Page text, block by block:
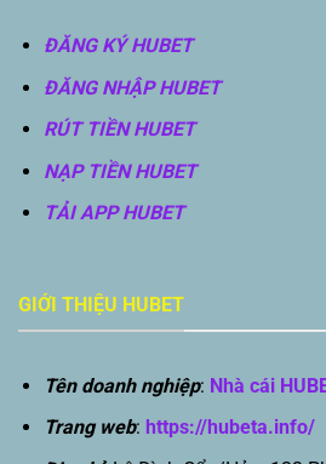
ĐĂNG KÝ HUBET
ĐĂNG NHẬP HUBET
RÚT TIỀN HUBET
NẠP TIỀN HUBET
TẢI APP HUBET
GIỚI THIỆU HUBET
Tên doanh nghiệp: Nhà cái
Trang web: https://hubeta.info/